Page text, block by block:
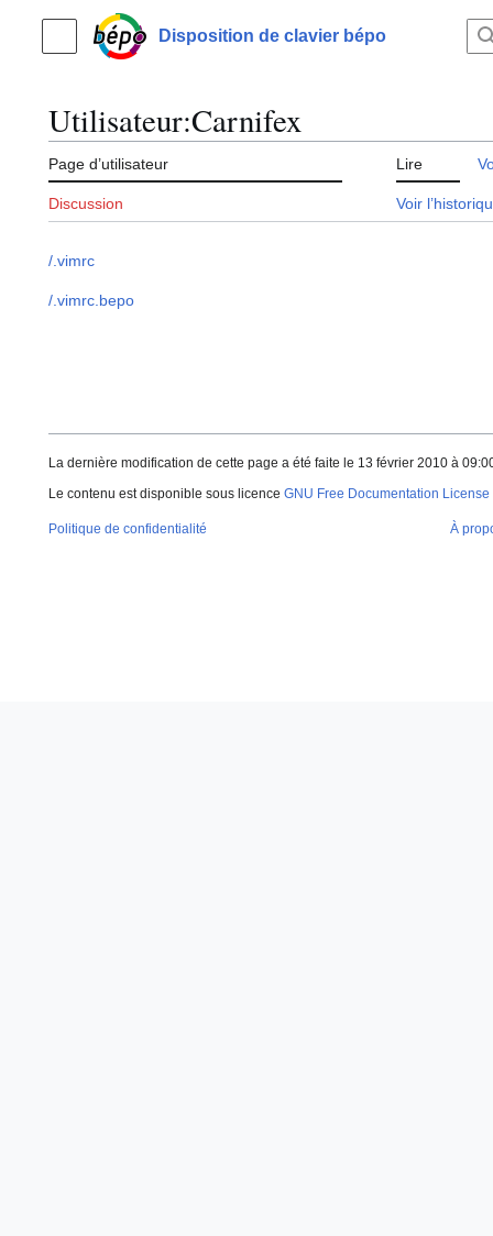
contenu
Menu principalDisposition de clavier bépo
Utilisateur:Carnifex
Page d’utilisateur
Discussion
Lire
Voir
/.vimrc
/.vimrc.bepo
La dernière modification de cette page a été faite le 13 février 2010 à
Le contenu est disponible sous licence GNU Free Documentation License
Politique de confidentialité À